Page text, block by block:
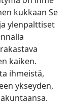
kukkaan Se
ylenpalttiset
kaiken.
ihmeistä,
ykseyden,